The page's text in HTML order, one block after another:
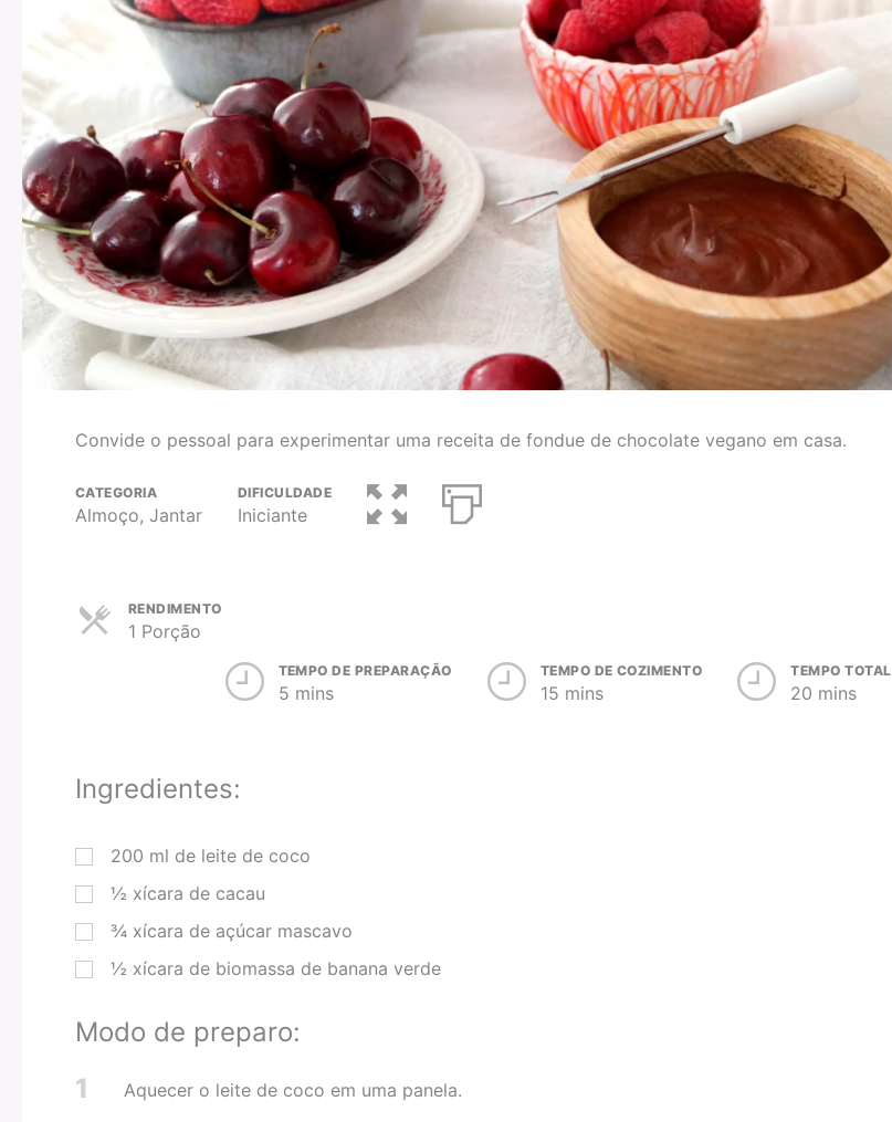
Convide o pessoal para experimentar uma receita de fondue de chocolate vegano em casa.
CATEGORIA
Almoço, Jantar
DIFICULDADE
Iniciante
RENDIMENTO
1 Porção
TEMPO DE PREPARAÇÃO
5 mins
TEMPO DE COZIMENTO
15 mins
TEMPO TOTAL
20 mins
Ingredientes:
200 ml de leite de coco
½ xícara de cacau
¾ xícara de açúcar mascavo
½ xícara de biomassa de banana verde
Modo de preparo:
1
Aquecer o leite de coco em uma panela.